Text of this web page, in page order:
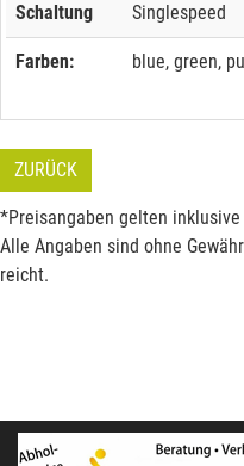
Schaltung Singlespeed
Farben: blue, green,
ZURÜCK
*Preisangaben gelten
Alle Angaben sind ohne
reicht.